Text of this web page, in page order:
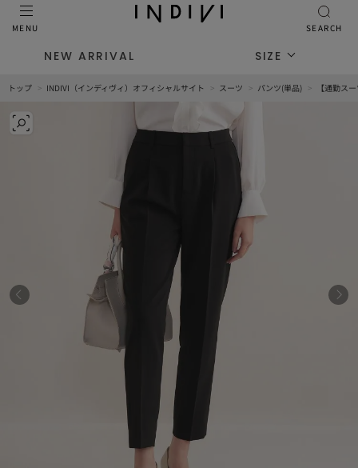
MENU SEARCH
NEW ARRIVAL SIZE
トップ INDIVI（インディヴィ）オフィシャルサイト スーツ パンツ(単品) 【通勤ス